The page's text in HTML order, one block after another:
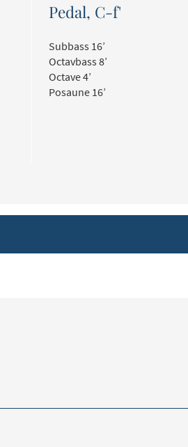
Pedal, C-f'
Subbass 16’
Octavbass 8’
Octave 4’
Posaune 16’